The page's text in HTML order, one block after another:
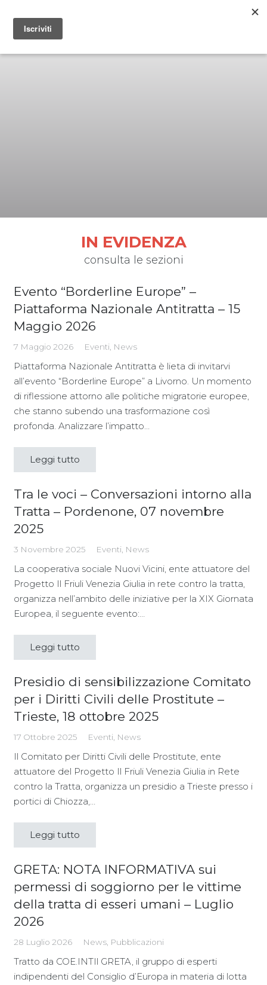
IN EVIDENZA
consulta le sezioni
Evento “Borderline Europe” –
Piattaforma Nazionale Antitratta – 15
Maggio 2026
7 Maggio 2026 Eventi News
Piattaforma Nazionale Antitratta è lieta di invitarvi
all’evento “Borderline Europe” a Livorno. Un momento
di riflessione attorno alle politiche migratorie europee,
che stanno subendo una trasformazione così
profonda. Analizzare l’impatto…
Leggi tutto
Tra le voci – Conversazioni intorno alla
Tratta – Pordenone, 07 novembre
2025
3 Novembre 2025 Eventi News
La cooperativa sociale Nuovi Vicini, ente attuatore del
Progetto Il Friuli Venezia Giulia in rete contro la tratta,
organizza nell’ambito delle iniziative per la XIX Giornata
Europea, il seguente evento:…
Leggi tutto
Presidio di sensibilizzazione Comitato
per i Diritti Civili delle Prostitute –
Trieste, 18 ottobre 2025
17 Ottobre 2025 Eventi News
Il Comitato per Diritti Civili delle Prostitute, ente
attuatore del Progetto Il Friuli Venezia Giulia in Rete
contro la Tratta, organizza un presidio a Trieste presso i
portici di Chiozza,…
Leggi tutto
GRETA: NOTA INFORMATIVA sui
permessi di soggiorno per le vittime
della tratta di esseri umani – Luglio
2026
28 Luglio 2026 News, Pubblicazioni
Tratto da COE.INTIl GRETA, il gruppo di esperti
indipendenti del Consiglio d’Europa in materia di lotta